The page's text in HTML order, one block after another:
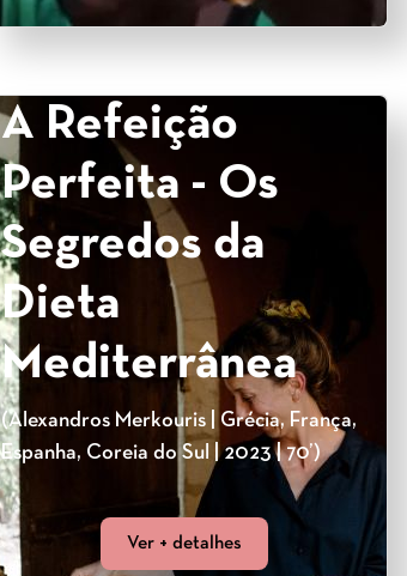
A Refeição
Perfeita - Os
Segredos da
Dieta
Mediterrânea
(Alexandros Merkouris | Grécia, França,
Espanha, Coreia do Sul | 2023 | 70’)
Ver + detalhes